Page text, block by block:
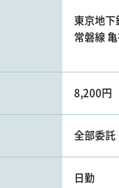
東京地下
常磐線
8,200円
全部委託
日勤